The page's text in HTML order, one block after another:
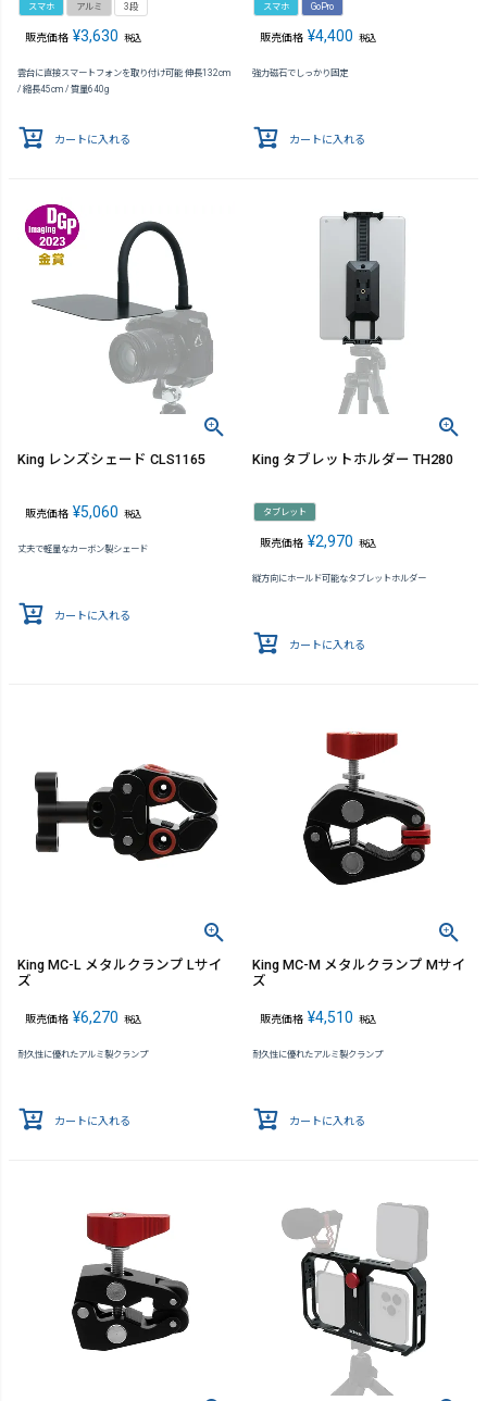
スマホ アルミ 3段
販売価格 ¥3,630 税込
雲台に直接スマートフォンを取り付け可能 伸長132cm
/ 縮長45cm / 質量640g
カートに入れる
スマホ GoPro
販売価格 ¥4,400 税込
強力磁石でしっかり固定
カートに入れる
King レンズシェード CLS1165
販売価格 ¥5,060 税込
丈夫で軽量なカーボン製シェード
カートに入れる
King タブレットホルダー TH280
タブレット
販売価格 ¥2,970 税込
縦方向にホールド可能なタブレットホルダー
カートに入れる
King MC-L メタルクランプ Lサイ
ズ
販売価格 ¥6,270 税込
耐久性に優れたアルミ製クランプ
カートに入れる
King MC-M メタルクランプ Mサイ
ズ
販売価格 ¥4,510 税込
耐久性に優れたアルミ製クランプ
カートに入れる